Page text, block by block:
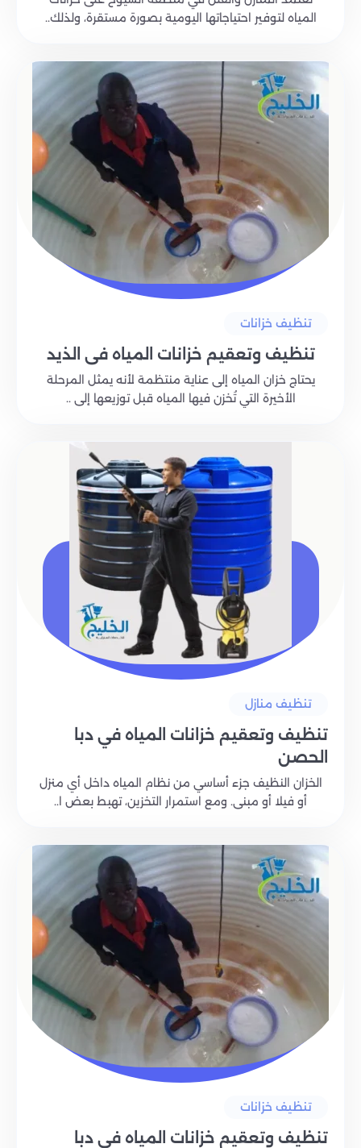
المياه لتوفير احتياجاتها اليومية بصورة مستقرة، ولذلك..
تنظيف خزانات
تنظيف وتعقيم خزانات المياه في الذيد
يحتاج خزان المياه إلى عناية منتظمة لأنه يمثل المرحلة
الأخيرة التي تُخزن فيها المياه قبل توزيعها إلى ..
تنظيف منازل
تنظيف وتعقيم خزانات المياه في دبا
الحصن
الخزان النظيف جزء أساسي من نظام المياه داخل أي منزل
أو فيلا أو مبنى. ومع استمرار التخزين، تهبط بعض ا..
تنظيف خزانات
تنظيف وتعقيم خزانات المياه في دبا